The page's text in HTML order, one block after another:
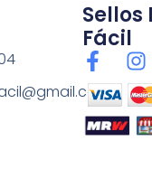
Sellos
Fácil
F
a
c
e
b
I
n
s
t
a